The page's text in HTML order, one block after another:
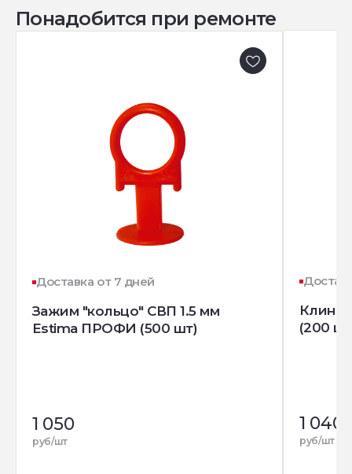
Понадобится при ремонте
Доставка от 7 дней
Зажим "кольцо" СВП 1.5 мм
Estima ПРОФИ (500 шт)
1 050
руб/шт
Клин
(200
1 040
руб/шт